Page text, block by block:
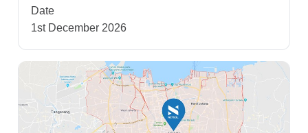
Date
1st December 2026